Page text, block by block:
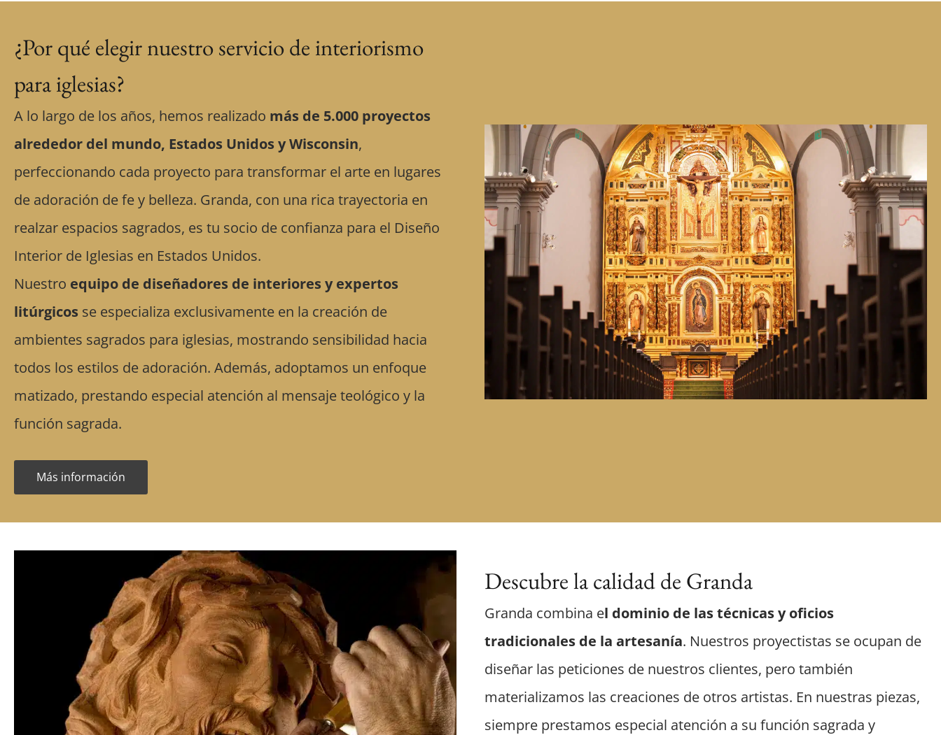
¿Por qué elegir nuestro servicio de interiorismo
para iglesias?
A lo largo de los años, hemos realizado más de 5.000 proyectos
alrededor del mundo, Estados Unidos y Wisconsin,
perfeccionando cada proyecto para transformar el arte en lugares
de adoración de fe y belleza. Granda, con una rica trayectoria en
realzar espacios sagrados, es tu socio de confianza para el Diseño
Interior de Iglesias en Estados Unidos.
Nuestro equipo de diseñadores de interiores y expertos
litúrgicos se especializa exclusivamente en la creación de
ambientes sagrados para iglesias, mostrando sensibilidad hacia
todos los estilos de adoración. Además, adoptamos un enfoque
matizado, prestando especial atención al mensaje teológico y la
función sagrada.
Más información
Descubre la calidad de Granda
Granda combina el dominio de las técnicas y oficios
tradicionales de la artesanía. Nuestros proyectistas se ocupan de
diseñar las peticiones de nuestros clientes, pero también
materializamos las creaciones de otros artistas. En nuestras piezas,
siempre prestamos especial atención a su función sagrada y